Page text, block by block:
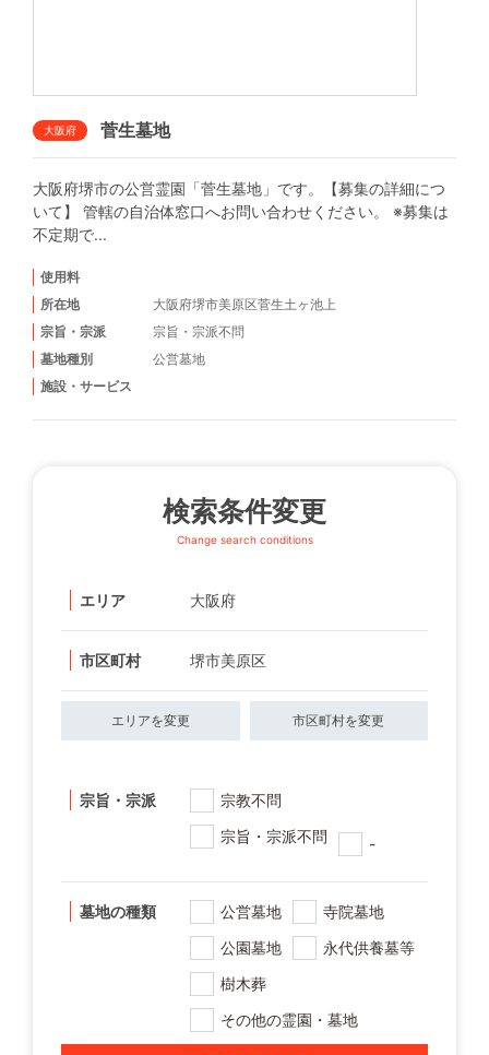
大阪府 菅生墓地
大阪府堺市の公営霊園「菅生墓地」です。【募集の詳細につ
いて】 管轄の自治体窓口へお問い合わせください。 ※募集は
不定期で...
使用料
所在地
大阪府堺市美原区菅生土ヶ池上
宗旨・宗派
宗旨・宗派不問
墓地種別
公営墓地
施設・サービス
検索条件変更
Change search conditions
エリア 大阪府
市区町村 堺市美原区
エリアを変更 市区町村を変更
宗旨・宗派
宗教不問
宗旨・宗派不問
-
墓地の種類 公営墓地
寺院墓地
公園墓地
永代供養墓等
樹木葬
その他の霊園・墓地